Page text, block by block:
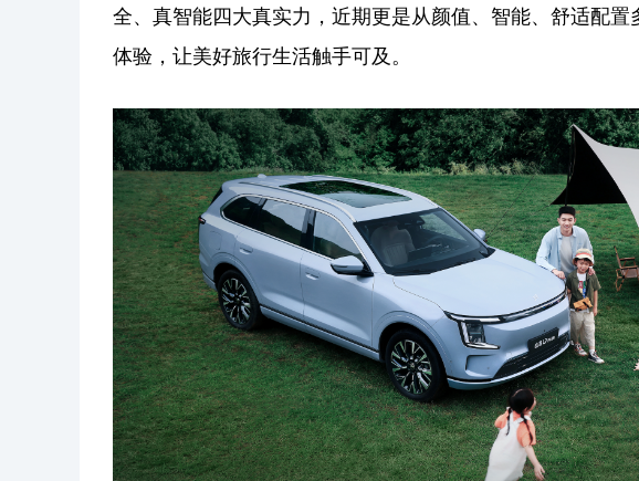
全、真智能四大真实力，近期更是从颜值、智能、舒适配
体验，让美好旅行生活触手可及。